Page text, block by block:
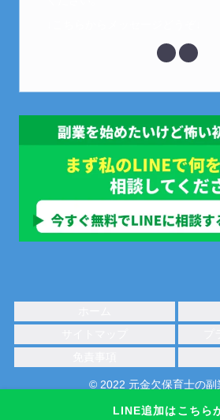
LINE追加はこちら
© 2022 元金欠保育士の副